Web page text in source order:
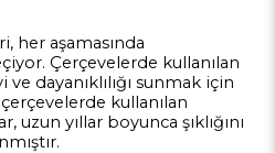
her aşamasında
Çerçevelerde kullanılan
dayanıklılığı sunmak için
kullanılan
yıllar boyunca şıklığını